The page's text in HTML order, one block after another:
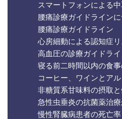
スマートフォンによる
腰痛診療ガイドライン
腰痛診療ガイドライン
心房細動による認知症リ
高血圧の診療ガイドライ
寝る前二時間以内の食
コーヒー、ワインとア
非糖質系甘味料の摂取
急性虫垂炎の抗菌薬治
慢性腎臓病患者の死亡